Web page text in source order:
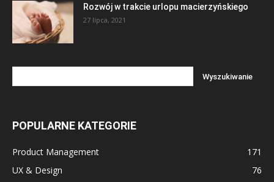
Rozwój w trakcie urlopu macierzyńskiego
27 lipca, 2021
POPULARNE KATEGORIE
Product Management
171
UX & Design
76